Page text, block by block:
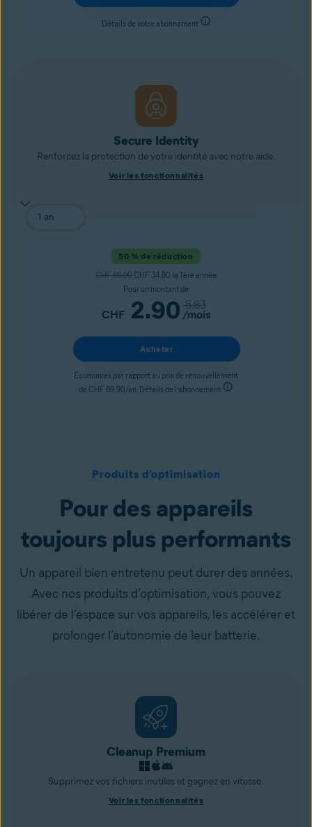
Détails de votre abonnement
Secure Identity
Renforcez la protection de votre identité avec notre aide.
Voir les fonctionnalités
50 % de réduction
CHF 69.90 CHF 34.80 la 1ère année
Pour un montant de
CHF 2.90 5.83
/mois
Acheter
Économies par rapport au prix de renouvellement
de CHF 69.90/an. Détails de l’abonnement
Produits d’optimisation
Pour des appareils
toujours plus performants
Un appareil bien entretenu peut durer des années.
Avec nos produits d’optimisation, vous pouvez
libérer de l’espace sur vos appareils, les accélérer et
prolonger l’autonomie de leur batterie.
Cleanup Premium
Supprimez vos fichiers inutiles et gagnez en vitesse.
Voir les fonctionnalités